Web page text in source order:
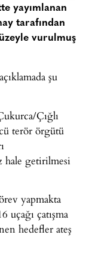
yayımlanan
tarafından
vurulmuş
şu
Çığlı
terör örgütü
getirilmesi
yapmakta
çatışma
hedefler ateş